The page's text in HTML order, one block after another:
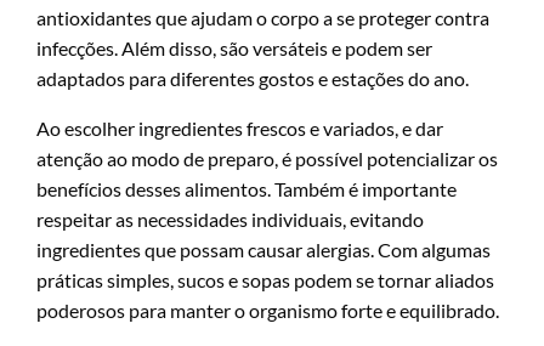
antioxidantes que ajudam o corpo a se proteger contra
infecções. Além disso, são versáteis e podem ser
adaptados para diferentes gostos e estações do ano.
Ao escolher ingredientes frescos e variados, e dar
atenção ao modo de preparo, é possível potencializar os
benefícios desses alimentos. Também é importante
respeitar as necessidades individuais, evitando
ingredientes que possam causar alergias. Com algumas
práticas simples, sucos e sopas podem se tornar aliados
poderosos para manter o organismo forte e equilibrado.